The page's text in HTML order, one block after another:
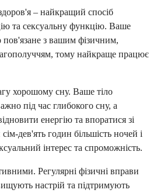
– найкращий спосіб
та сексуальну функцію. Ваше
пов'язане з вашим фізичним,
тому найкраще працює
хорошому сну. Ваше тіло
під час глибокого сну, а
енергію та впоратися зі
дев'ять годин більшість ночей і
інтерес та спроможність.
Регулярні фізичні вправи
настрій та підтримують